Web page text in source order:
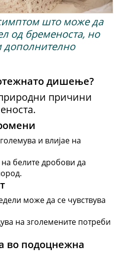
што може да
од бременоста, но
дополнително
дишење?
причини
и влијае на
белите дробови да
може да се чувствува
на зголемените потреби
во подоцнежна